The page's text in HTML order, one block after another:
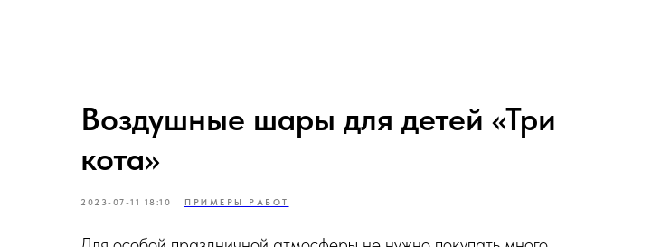
Воздушные шары для детей «Три
кота»
2023-07-11 18:10 ПРИМЕРЫ РАБОТ